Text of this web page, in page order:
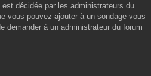
est décidée par les administrateurs du
vous pouvez ajouter à un sondage vous
demander à un administrateur du forum